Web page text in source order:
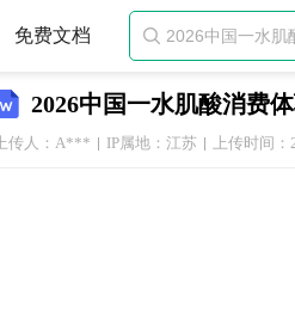
免费文档 
2026中国一水肌酸消费
上传人：A*** IP属地：江苏 上传时间